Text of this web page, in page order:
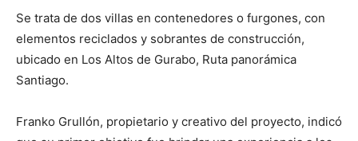
Se trata de dos villas en contenedores o furgones, con
elementos reciclados y sobrantes de construcción,
ubicado en Los Altos de Gurabo, Ruta panorámica
Santiago.
Franko Grullón, propietario y creativo del proyecto, indicó